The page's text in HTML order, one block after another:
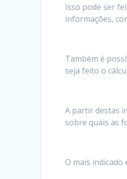
Isso pode ser
informações,
Também é
seja feito o
A partir destas
sobre quais as
O mais